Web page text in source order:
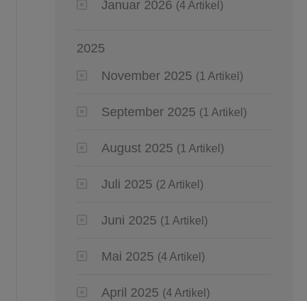
Januar 2026 (4 Artikel)
2025
November 2025 (1 Artikel)
September 2025 (1 Artikel)
August 2025 (1 Artikel)
Juli 2025 (2 Artikel)
Juni 2025 (1 Artikel)
Mai 2025 (4 Artikel)
April 2025 (4 Artikel)